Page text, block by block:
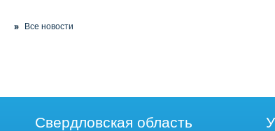
Все новости
Свердловская область